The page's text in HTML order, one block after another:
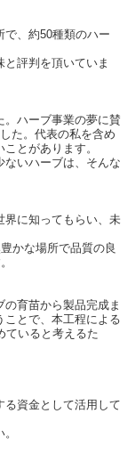
で、約50種類のハー
評判を頂いていま
。ハーブ事業の夢に賛
た。代表の私を含め
とがあります。
ないハーブは、そんな
界に知ってもらい、未
かな場所で品質の良
育苗から製品完成ま
ことで、本工程による
ていると考えるた
る資金として活用して